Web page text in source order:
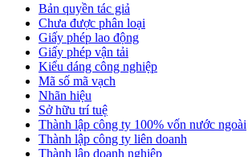
Bản quyền tác giả
Chưa được phân loại
Giấy phép lao động
Giấy phép vận tải
Kiểu dáng công nghiệp
Mã số mã vạch
Nhãn hiệu
Sở hữu trí tuệ
Thành lập công ty 100% vốn nước ngoài
Thành lập công ty liên doanh
Thành lập doanh nghiệp